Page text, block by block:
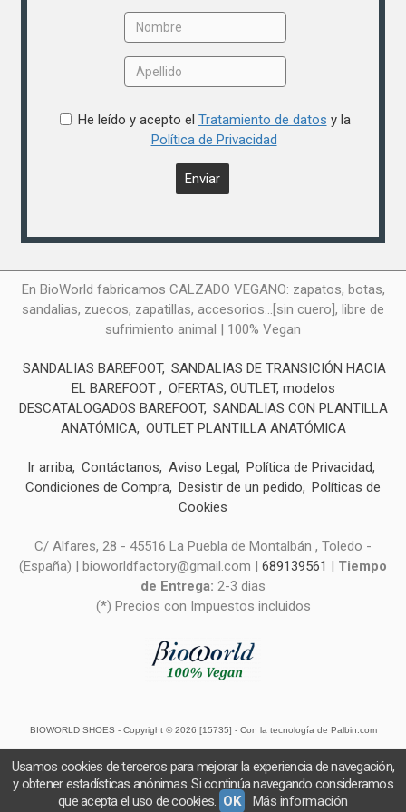
He leído y acepto el Tratamiento de datos y la
Política de Privacidad
En BioWorld fabricamos CALZADO VEGANO: zapatos, botas,
sandalias, zuecos, zapatillas, accesorios...[sin cuero], libre de
sufrimiento animal | 100% Vegan
SANDALIAS BAREFOOT SANDALIAS DE TRANSICIÓN HACIA
EL BAREFOOT
OFERTAS, OUTLET, modelos
DESCATALOGADOS BAREFOOT SANDALIAS CON PLANTILLA
ANATÓMICA OUTLET PLANTILLA ANATÓMICA
Ir arriba Contáctanos Aviso Legal
Política de Privacidad
Condiciones de Compra Desistir de un pedido
Políticas de
Cookies
C/ Alfares, 28 - 45516 La Puebla de Montalbán , Toledo -
(España) | bioworldfactory@gmail.com | 689139561 | Tiempo
de Entrega: 2-3 dias
(*) Precios con Impuestos incluidos
BIOWORLD SHOES - Copyright © 2026 [15735] - Con la tecnología de Palbin.com
Usamos cookies de terceros para mejorar la experiencia de navegación,
y obtener estadísticas anónimas. Si continúa navegando consideramos
que acepta el uso de cookies. OK Más información